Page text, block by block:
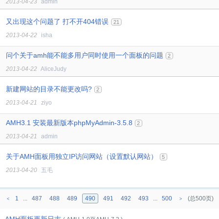
2013-04-23 admin
又出现这个问题了 打不开404错误 21
2013-04-22 isha
问个关于amh能不能多用户同时使用一个面板的问题 2
2013-04-22 AliceJudy
新建网站的目录不能更改吗? 2
2013-04-21 ziyo
AMH3.1 安装最新版本phpMyAdmin-3.5.8 2
2013-04-21 admin
关于AMH面板用独立IP访问网站（设置默认网站） 5
2013-04-20 五毛
< 1 ... 487 488 489 490 491 492 493 ... 500 > (总500页)